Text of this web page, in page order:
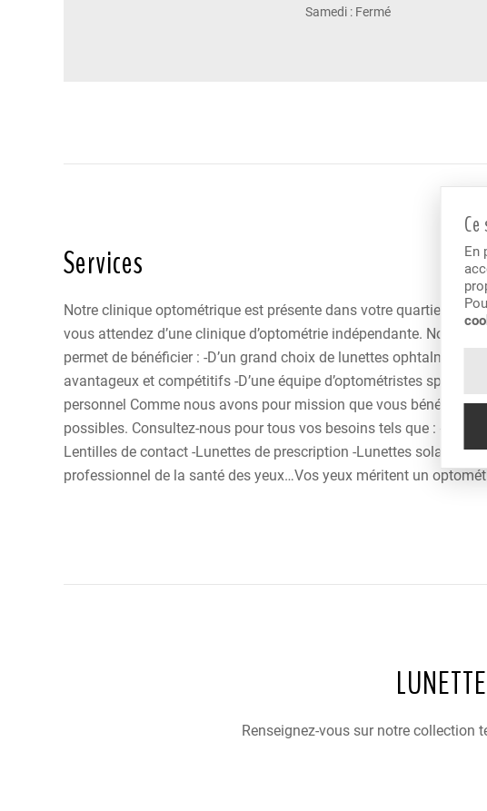
Samedi : Fermé
Services
Notre clinique optométrique est présente dans votre quartier
vous attendez d’une clinique d’optométrie indépendante. Nous
permet de bénéficier : -D’un grand choix de lunettes
avantageux et compétitifs -D’une équipe d’optométristes
personnel Comme nous avons pour mission que vous bénéficiez
possibles. Consultez-nous pour tous vos besoins tels que : -
Lentilles de contact -Lunettes de prescription -Lunettes solaires -
professionnel de la santé des yeux…Vos yeux méritent un
Renseignez-vous sur notre collection
En